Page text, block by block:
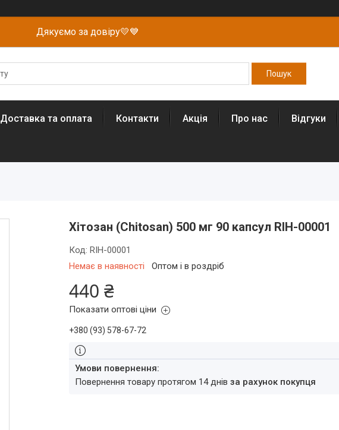
Дякуємо за довіру💛💙
Доставка та оплата Контакти Акція Про нас Відгуки
Хітозан (Chitosan) 500 мг 90 капсул RIH-00001
Немає в наявності Оптом і в роздріб
Код:RIH-00001
440 ₴
Показати оптові ціни
+380 (93) 578-67-72
повернення товару протягом 14 днівза рахунок покупця